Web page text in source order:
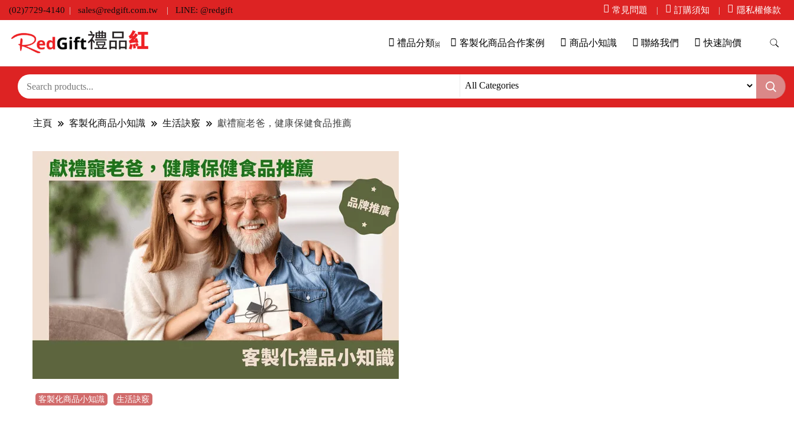
(02)7729-4140 sales@redgift.com.tw LINE: @redgift 常見問題 訂購須知 隱私權條款
禮品分類 客製化商品合作案例 商品小知識 聯絡我們 快速詢價
主頁 客製化商品小知識 生活訣竅 獻禮寵老爸，健康保健食品推薦
客製化商品小知識 生活訣竅